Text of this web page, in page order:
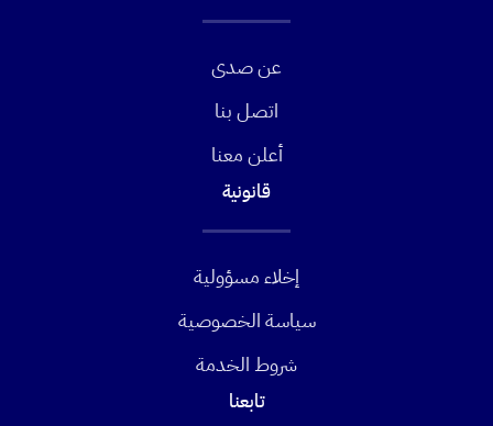
عن صدى
اتصل بنا
أعلن معنا
قانونية
إخلاء مسؤولية
سياسة الخصوصية
شروط الخدمة
تابعنا